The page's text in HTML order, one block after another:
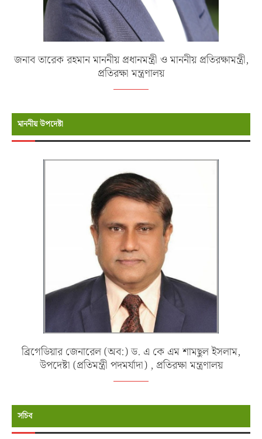
জনাব তারেক রহমান মাননীয় প্রধানমন্ত্রী ও মাননীয় প্রতিরক্ষামন্ত্রী,
প্রতিরক্ষা মন্ত্রণালয়
মাননীয় উপদেষ্টা
ব্রিগেডিয়ার জেনারেল (অব:) ড. এ কে এম শামছুল ইসলাম,
উপদেষ্টা (প্রতিমন্ত্রী পদমর্যাদা) , প্রতিরক্ষা মন্ত্রণালয়
সচিব